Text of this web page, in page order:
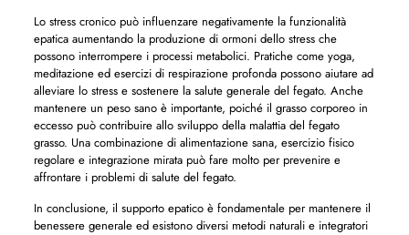
Lo stress cronico può influenzare negativamente la funzionalità
epatica aumentando la produzione di ormoni dello stress che
possono interrompere i processi metabolici. Pratiche come yoga,
meditazione ed esercizi di respirazione profonda possono aiutare ad
alleviare lo stress e sostenere la salute generale del fegato. Anche
mantenere un peso sano è importante, poiché il grasso corporeo in
eccesso può contribuire allo sviluppo della malattia del fegato
grasso. Una combinazione di alimentazione sana, esercizio fisico
regolare e integrazione mirata può fare molto per prevenire e
affrontare i problemi di salute del fegato.
In conclusione, il supporto epatico è fondamentale per mantenere il
benessere generale ed esistono diversi metodi naturali e integratori